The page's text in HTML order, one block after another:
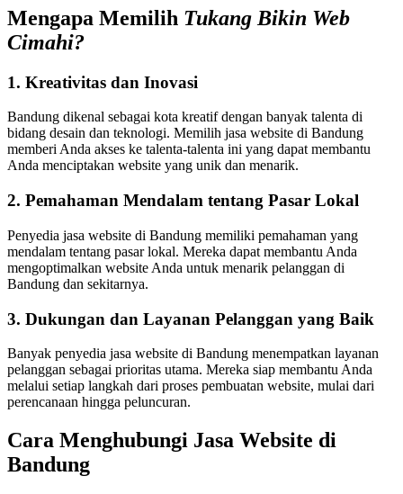
Mengapa Memilih Tukang Bikin Web
Cimahi?
1. Kreativitas dan Inovasi
Bandung dikenal sebagai kota kreatif dengan banyak talenta di
bidang desain dan teknologi. Memilih jasa website di Bandung
memberi Anda akses ke talenta-talenta ini yang dapat membantu
Anda menciptakan website yang unik dan menarik.
2. Pemahaman Mendalam tentang Pasar Lokal
Penyedia jasa website di Bandung memiliki pemahaman yang
mendalam tentang pasar lokal. Mereka dapat membantu Anda
mengoptimalkan website Anda untuk menarik pelanggan di
Bandung dan sekitarnya.
3. Dukungan dan Layanan Pelanggan yang Baik
Banyak penyedia jasa website di Bandung menempatkan layanan
pelanggan sebagai prioritas utama. Mereka siap membantu Anda
melalui setiap langkah dari proses pembuatan website, mulai dari
perencanaan hingga peluncuran.
Cara Menghubungi Jasa Website di
Bandung